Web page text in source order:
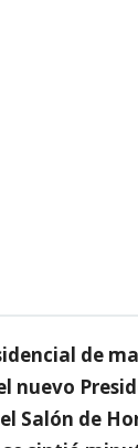
de
nuevo
Salón de